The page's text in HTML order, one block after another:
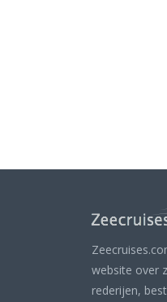
website over
rederijen,